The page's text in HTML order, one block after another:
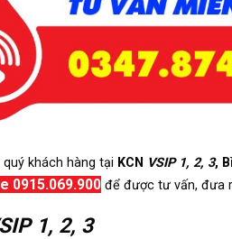
khách hàng tại KCN VSIP 1, 2, 3,
0915.069.900để được tư vấn, đưa
1, 2, 3